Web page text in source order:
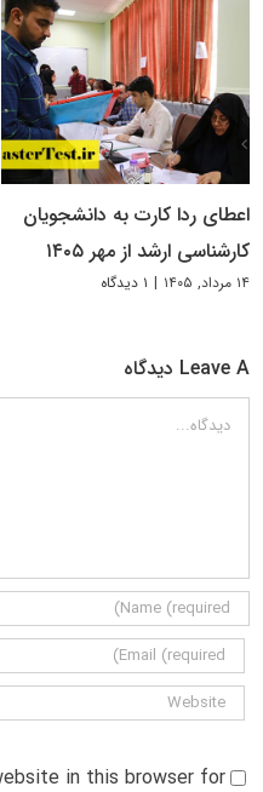
اعطای ردا کارت به دانشجویان
کارشناسی ارشد از مهر ۱۴۰۵
۱۴ مرداد, ۱۴۰۵ | ۱ دیدگاه
Leave A دیدگاه
دیدگاه
in this browser for